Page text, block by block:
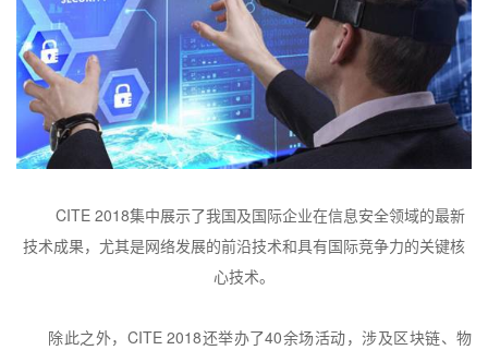
CITE 2018集中展示了我国及国际企业在信息安全领域的最新
技术成果，尤其是网络发展的前沿技术和具有国际竞争力的关键核
心技术。
除此之外， CITE 2018还举办了40余场活动，涉及区块链、物